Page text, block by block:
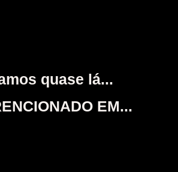
quase lá...
EM...